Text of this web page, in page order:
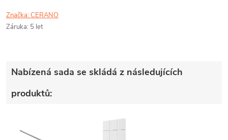
Značka:CERANO
Záruka: 5 let
Nabízená sada se skládá z následujících
produktů: